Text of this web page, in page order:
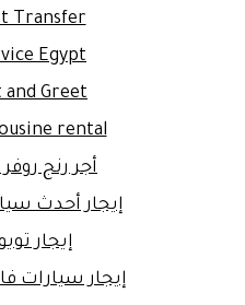
Transfer
Egypt
and Greet.
rental
أجر رنج
إيجار أحدث
إيجار
إيجار سيارات